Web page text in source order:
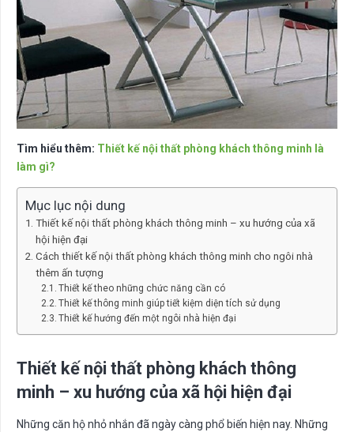
Tìm hiểu thêm: Thiết kế nội thất phòng khách thông minh là
làm gì?
Mục lục nội dung
Thiết kế nội thất phòng khách thông minh – xu hướng của xã
hội hiện đại
Cách thiết kế nội thất phòng khách thông minh cho ngôi nhà
thêm ấn tượng
Thiết kế theo những chức năng cần có
Thiết kế thông minh giúp tiết kiệm diện tích sử dụng
Thiết kế hướng đến một ngôi nhà hiện đại
Thiết kế nội thất phòng khách thông
minh – xu hướng của xã hội hiện đại
Những căn hộ nhỏ nhắn đã ngày càng phổ biến hiện nay. Những